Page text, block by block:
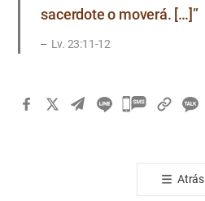
sacerdote o moverá. […]”
Lv. 23:11-12
카
톡
공
Atrás